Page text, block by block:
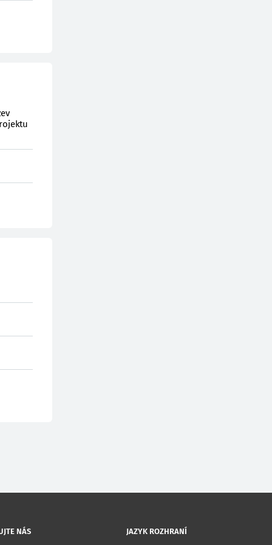
NÁS JAZYK ROZHRANÍ